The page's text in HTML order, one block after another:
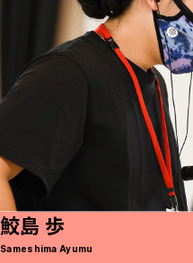
鮫島 歩
Sameshima Ayumu